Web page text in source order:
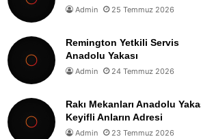
Admin 25 Temmuz 2026
Remington Yetkili Servis
Anadolu Yakası
Admin 24 Temmuz 2026
Rakı Mekanları Anadolu
Keyifli Anların Adresi
Admin 23 Temmuz 2026